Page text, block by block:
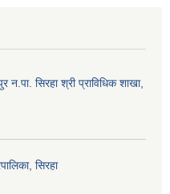
सिरहा श्री प्राविधिक शाखा,
सिरहा